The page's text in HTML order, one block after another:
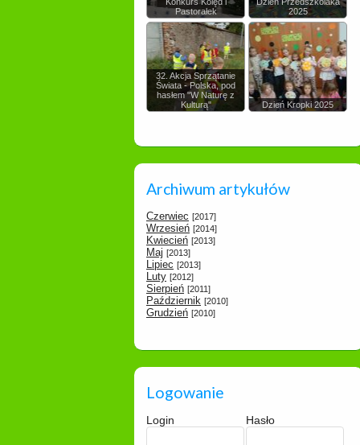
Pastorałek
2025
32. Akcja Sprzątanie
Świata - Polska, pod
hasłem "W Naturę z
Kulturą"
Dzień Kropki 2025
Archiwum artykułów
Czerwiec [2017]
Wrzesień [2014]
Kwiecień [2013]
Maj [2013]
Lipiec [2013]
Luty [2012]
Sierpień [2011]
Październik [2010]
Grudzień [2010]
Logowanie
Login Hasło